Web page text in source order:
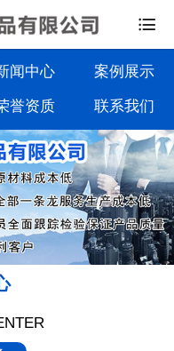
钢格板系列
钢格栅板系列
沟盖板系列
踏步板系列

闻中心 案例展示
誉资质 联系我们